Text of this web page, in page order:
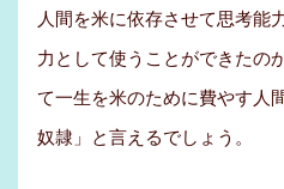
人間を米に依存させて思考能
力として使うことができたの
て一生を米のために費やす人
奴隷」と言えるでしょう。